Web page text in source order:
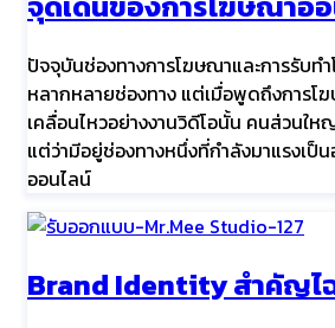
ปัจจุบันช่องทางการโฆษณาและการรับ
หลากหลายช่องทาง แต่เมื่อพูดถึงการโ
เคลื่อนไหวอย่างงานวิดีโอนั้น คนส่วนใ
แต่ว่ามีอยู่ช่องทางหนึ่งที่กำลังมาแรงเป็
ออนไลน์
Brand Identity สำคัญไ